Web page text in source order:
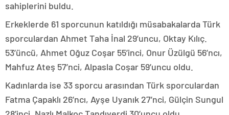
sahiplerini buldu.
Erkeklerde 61 sporcunun katıldığı müsabakalarda Türk
sporculardan Ahmet Taha İnal 29’uncu, Oktay Kılıç.
53’üncü, Ahmet Oğuz Coşar 55’inci, Onur Üzülgü 56’ncı,
Mahfuz Ateş 57’nci, Alpasla Coşar 59’uncu oldu.
Kadınlarda ise 33 sporcu arasından Türk sporculardan
Fatma Çapaklı 26’ncı, Ayşe Uyanık 27’nci, Gülçin Sungul